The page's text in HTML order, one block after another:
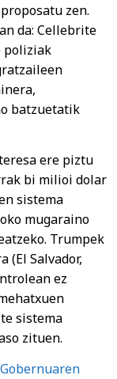
zen.
da: Cellebrite
poliziak
batzuetatik
ere piztu
bi milioi dolar
sistema
mugaraino
Trumpek
Salvador,
ez
sistema
zituen.